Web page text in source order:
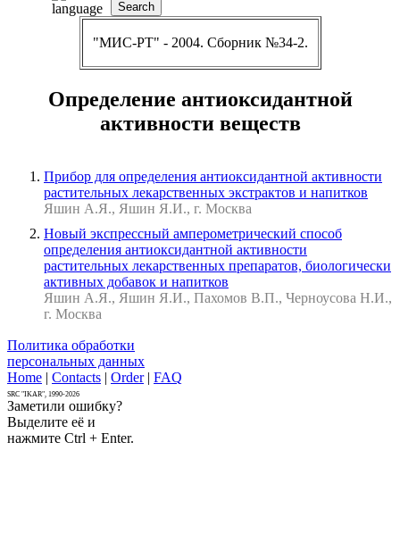
"МИС-РТ" - 2004. Сборник №34-2.
Определение антиоксидантной
активности веществ
Прибор для определения антиоксидантной активности
растительных лекарственных экстрактов и напитков
Яшин А.Я., Яшин Я.И., г. Москва
Новый экспрессный амперометрический способ
определения антиоксидантной активности
растительных лекарственных препаратов, биологически
активных добавок и напитков
Яшин А.Я., Яшин Я.И., Пахомов В.П., Черноусова Н.И.,
г. Москва
Политика обработки
персональных данных
Home | Contacts | Order| FAQ
SRC "IKAR", 1990-2026
Заметили ошибку?
Выделите её и
нажмите Ctrl + Enter.